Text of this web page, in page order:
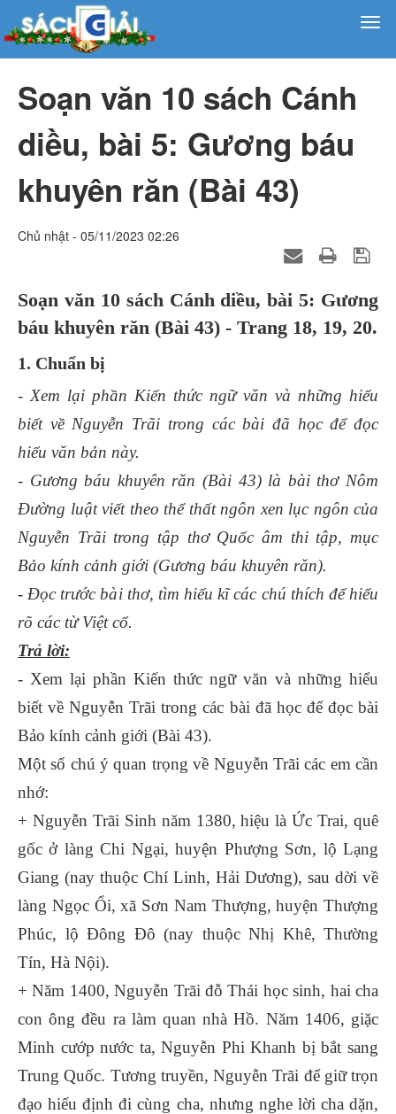
Soạn văn 10 sách Cánh
diều, bài 5: Gương báu
khuyên răn (Bài 43)
Chủ nhật - 05/11/2023 02:26
Soạn văn 10 sách Cánh diều, bài 5: Gương
báu khuyên răn (Bài 43) - Trang 18, 19, 20.
1. Chuẩn bị
- Xem lại phần Kiến thức ngữ văn và những hiểu
biết về Nguyễn Trãi trong các bài đã học để đọc
hiểu văn bản này.
- Gương báu khuyên răn (Bài 43) là bài thơ Nôm
Đường luật viết theo thể thất ngôn xen lục ngôn của
Nguyễn Trãi trong tập thơ Quốc âm thi tập, mục
Bảo kính cảnh giới (Gương báu khuyên răn).
- Đọc trước bài thơ, tìm hiểu kĩ các chú thích để hiểu
rõ các từ Việt cổ.
Trả lời:
- Xem lại phần Kiến thức ngữ văn và những hiểu
biết về Nguyễn Trãi trong các bài đã học để đọc bài
Bảo kính cảnh giới (Bài 43).
Một số chú ý quan trọng về Nguyễn Trãi các em cần
nhớ:
+ Nguyễn Trãi Sinh năm 1380, hiệu là Ức Trai, quê
gốc ở làng Chi Ngại, huyện Phượng Sơn, lộ Lạng
Giang (nay thuộc Chí Linh, Hải Dương), sau dời về
làng Ngọc Ổi, xã Sơn Nam Thượng, huyện Thượng
Phúc, lộ Đông Đô (nay thuộc Nhị Khê, Thường
Tín, Hà Nội).
+ Năm 1400, Nguyễn Trãi đỗ Thái học sinh, hai cha
con ông đều ra làm quan nhà Hồ. Năm 1406, giặc
Minh cướp nước ta, Nguyễn Phi Khanh bị bắt sang
Trung Quốc. Tương truyền, Nguyễn Trãi để giữ trọn
đạo hiếu định đi cùng cha, nhưng nghe lời cha dặn,